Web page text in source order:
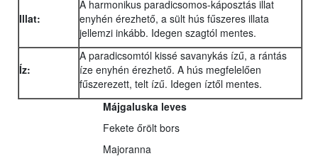
Illat:
A harmonikus paradicsomos-káposztás illat
enyhén érezhető, a sült hús fűszeres illata
jellemzi inkább. Idegen szagtól mentes.
Íz:
A paradicsomtól kissé savanykás ízű, a rántás
íze enyhén érezhető. A hús megfelelően
fűszerezett, telt ízű. Idegen íztől mentes.
Májgaluska leves
Fekete őrölt bors
Majoranna